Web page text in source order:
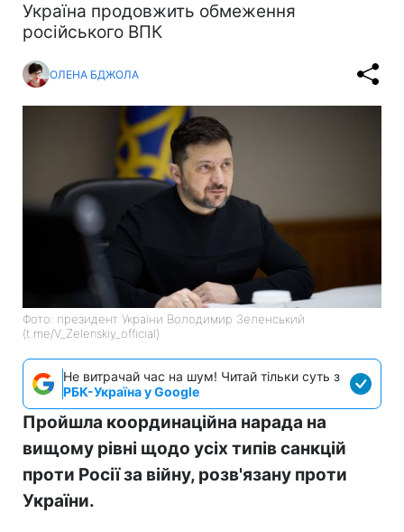
Україна продовжить обмеження
російського ВПК
ОЛЕНА БДЖОЛА
Фото: президент України Володимир Зеленський
(t.me/V_Zelenskiy_official)
Не витрачай час на шум! Читай тільки суть з
РБК-Україна у Google
Пройшла координаційна нарада на
вищому рівні щодо усіх типів санкцій
проти Росії за війну, розв'язану проти
України.